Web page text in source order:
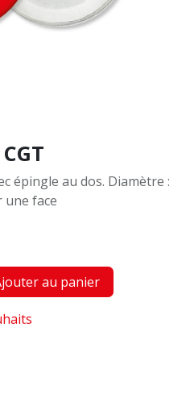
épingle au dos. Diamètre :
une face
au panier